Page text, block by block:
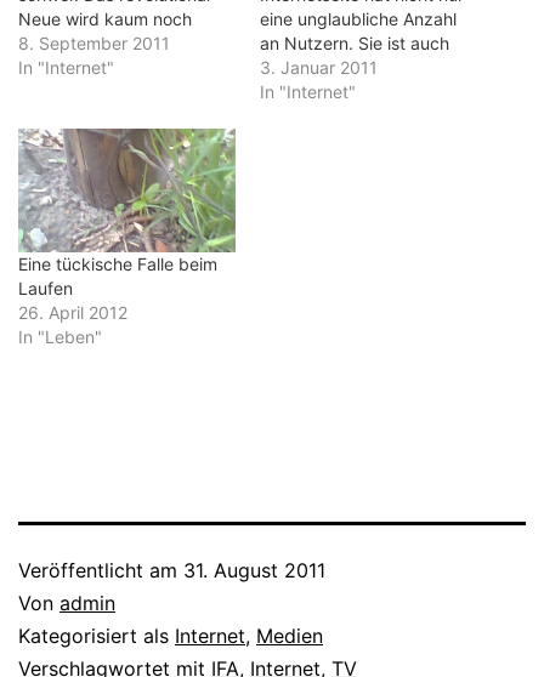
Neue wird kaum noch
präsentiert. Wie auch? Im
Prinzip ist alles erfunden,
geht nur noch um
Verbesserungen oder neue
Verknüpfungen. Doch
selbst diese eher
evolutionären Schritte
faszinieren die Massen. Sie
strömten in…
8. September 2011
In "Internet"
eine unglaubliche Anzahl
an Nutzern. Sie ist auch
unglaubliche 50 Milliarden
Dollar wert. Und das völlig
3. Januar 2011
In "Internet"
Eine tückische Falle beim
Laufen
26. April 2012
In "Leben"
Veröffentlicht am 31. August 2011
Von admin
Kategorisiert als Internet, Medien
Verschlagwortet mit IFA, Internet, TV